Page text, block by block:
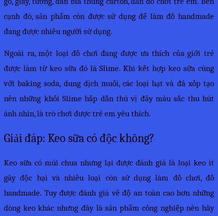
cạnh đó, sản phẩm còn được sử dụng để làm đồ handmade
đang được nhiều người sử dụng.
Ngoài ra, một loại đồ chơi đang được ưa thích của giới trẻ
được làm từ keo sữa đó là Slime. Khi kết hợp keo sữa cùng
với baking soda, dung dịch muối, các loại hạt và đá xốp tạo
nên những khối Slime hấp dẫn thú vị đầy màu sắc thu hút
ánh nhìn, là trò chơi được trẻ em yêu thích.
Giải đáp: Keo sữa có độc không?
Keo sữa có mùi chua nhưng lại được đánh giá là loại keo ít
gây độc hại và nhiều loại còn sử dụng làm đồ chơi, đồ
handmade. Tuy được đánh giá về độ an toàn cao hơn những
dòng keo khác nhưng đây là sản phẩm công nghiệp nên hãy